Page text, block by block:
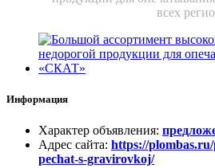
всех
Информация
Характер объявления:
Адрес сайта: https://
pechat-s-gravirovkoj/